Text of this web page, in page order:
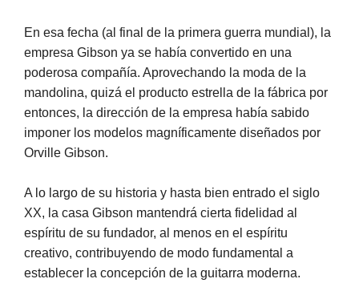
En esa fecha (al final de la primera guerra mundial), la
empresa Gibson ya se había convertido en una
poderosa compañía. Aprovechando la moda de la
mandolina, quizá el producto estrella de la fábrica por
entonces, la dirección de la empresa había sabido
imponer los modelos magníficamente diseñados por
Orville Gibson.
A lo largo de su historia y hasta bien entrado el siglo
XX, la casa Gibson mantendrá cierta fidelidad al
espíritu de su fundador, al menos en el espíritu
creativo, contribuyendo de modo fundamental a
establecer la concepción de la guitarra moderna.